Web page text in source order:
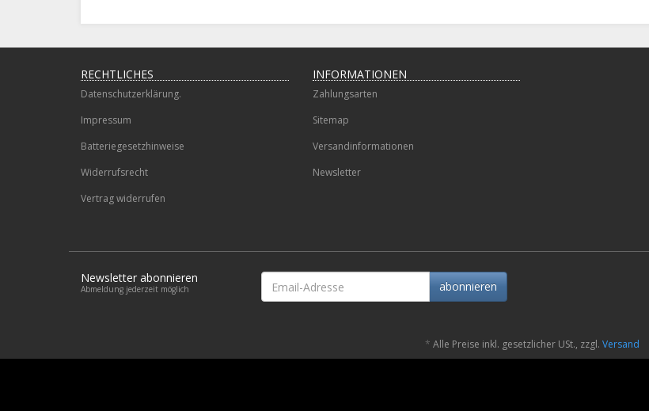
RECHTLICHES
Datenschutzerklärung.
Impressum
Batteriegesetzhinweise
Widerrufsrecht
Vertrag widerrufen
INFORMATIONEN
Zahlungsarten
Sitemap
Versandinformationen
Newsletter
Newsletter abonnieren
Abmeldung jederzeit möglich
Email-
Adresse
abonnieren
* Alle Preise inkl. gesetzlicher USt., zzgl. Versand